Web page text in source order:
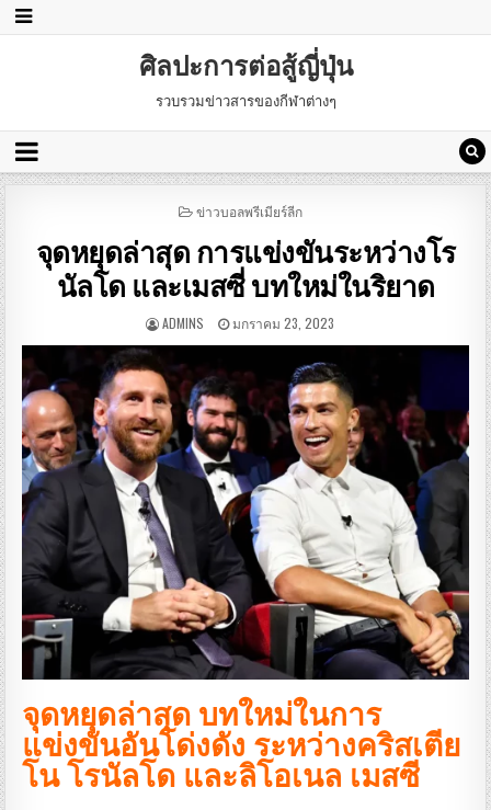
ศิลปะการต่อสู้ญี่ปุ่น
รวบรวมข่าวสารของกีฬาต่างๆ
POSTED
ข่าวบอลพรีเมียร์ลีก
จุดหยุดล่าสุด การแข่งขันระหว่างโร
นัลโด และเมสซี่ บทใหม่ในริยาด
ADMINS มกราคม 23, 2023
จุดหยุดล่าสุด บทใหม่ในการ
แข่งขันอันโด่งดัง ระหว่างคริสเตีย
โน โรนัลโด และลิโอเนล เมสซี